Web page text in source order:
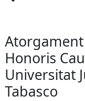
Honoris
Universitat
Tabasco